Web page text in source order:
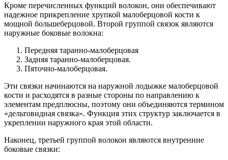
Кроме перечисленных функций волокон, они обеспечивают
надежное прикрепление хрупкой малоберцовой кости к
мощной большеберцовой. Второй группой связок являются
наружные боковые волокна:
Передняя таранно-малоберцовая
Задняя таранно-малоберцовая.
Пяточно-малоберцовая.
Эти связки начинаются на наружной лодыжке малоберцовой
кости и расходятся в разные стороны по направлению к
элементам предплюсны, поэтому они объединяются термином
«дельтовидная связка». Функция этих структур заключается в
укреплении наружного края этой области.
Наконец, третьей группой волокон являются внутренние
боковые связки: